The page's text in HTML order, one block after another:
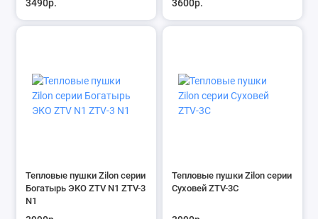
3490р. 3600р.
Тепловые пушки Zilon серии
Богатырь ЭКО ZTV N1 ZTV-3
N1
Тепловые пушки Zilon серии
Суховей ZTV-3C